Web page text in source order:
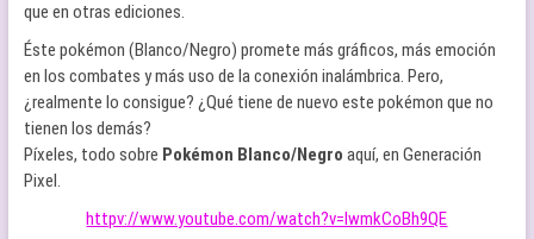
que en otras ediciones.
Éste pokémon (Blanco/Negro) promete más gráficos, más emoción
en los combates y más uso de la conexión inalámbrica. Pero,
¿realmente lo consigue? ¿Qué tiene de nuevo este pokémon que no
tienen los demás?
Píxeles, todo sobre Pokémon Blanco/Negro aquí, en Generación
Pixel.
httpv://www.youtube.com/watch?v=IwmkCoBh9QE